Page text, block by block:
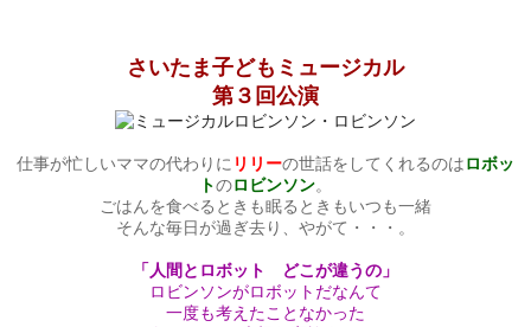
さいたま子どもミュージカル
第３回公演
仕事が忙しいママの代わりに リリーの世話をしてくれるのはロボッ
トのロビンソン。
ごはんを食べるときも眠るときもいつも一緒
そんな毎日が過ぎ去り、やがて・・・。
「人間とロボット どこが違うの」
ロビンソンがロボットだなんて
一度も考えたことなかった